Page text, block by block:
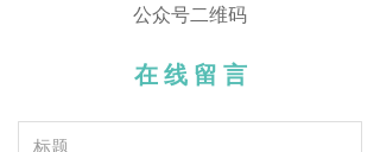
在 线 留 言
公众号二维码